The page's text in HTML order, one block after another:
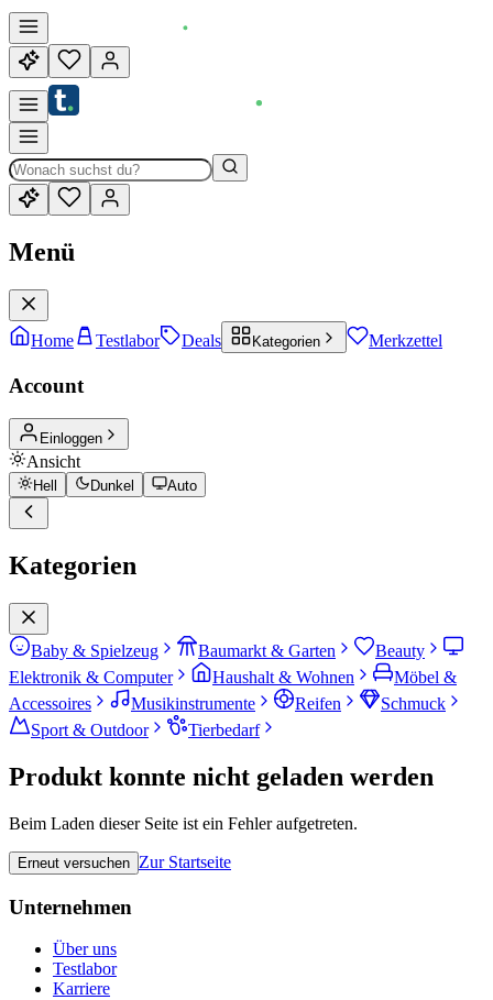
Menü
Home Testlabor Deals Kategorien Merkzettel
Account
Einloggen
Ansicht
Hell Dunkel Auto
Kategorien
Baby & Spielzeug Baumarkt & Garten
Beauty
Elektronik & Computer
Haushalt & Wohnen
Möbel &
Accessoires
Musikinstrumente Reifen
Schmuck
Sport & Outdoor
Tierbedarf
Produkt konnte nicht geladen werden
Beim Laden dieser Seite ist ein Fehler aufgetreten.
Erneut versuchen Zur Startseite
Unternehmen
Über uns
Testlabor
Karriere